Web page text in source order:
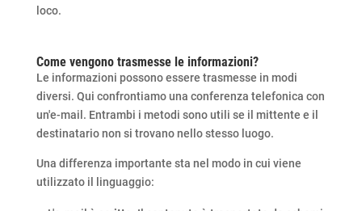
loco.
Come vengono trasmesse le informazioni?
Le informazioni possono essere trasmesse in modi
diversi. Qui confrontiamo una conferenza telefonica con
un'e-mail. Entrambi i metodi sono utili se il mittente e il
destinatario non si trovano nello stesso luogo.
Una differenza importante sta nel modo in cui viene
utilizzato il linguaggio: